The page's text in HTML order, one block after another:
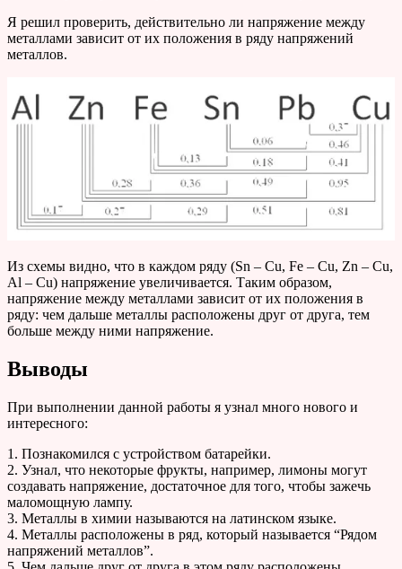
Я решил проверить, действительно ли напряжение между
металлами зависит от их положения в ряду напряжений
металлов.
Из схемы видно, что в каждом ряду (Sn – Cu, Fe – Cu, Zn – Cu,
Al – Cu) напряжение увеличивается. Таким образом,
напряжение между металлами зависит от их положения в
ряду: чем дальше металлы расположены друг от друга, тем
больше между ними напряжение.
Выводы
При выполнении данной работы я узнал много нового и
интересного:
1. Познакомился с устройством батарейки.
2. Узнал, что некоторые фрукты, например, лимоны могут
создавать напряжение, достаточное для того, чтобы зажечь
маломощную лампу.
3. Металлы в химии называются на латинском языке.
4. Металлы расположены в ряд, который называется “Рядом
напряжений металлов”.